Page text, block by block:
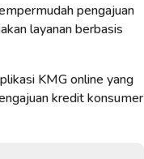
pengajuan
layanan berbasis
KMG online yang
kredit konsumer